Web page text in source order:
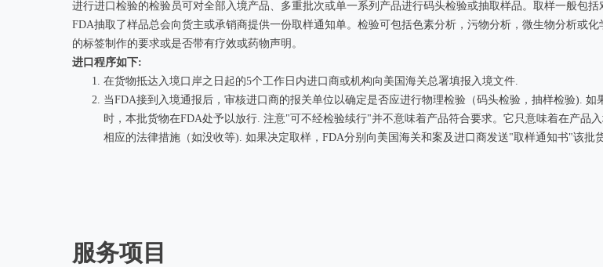
进行进口检验的检验员可对全部入境产品、多重批次或单一系列产品进行码头检验或抽取样品。取样一般包
FDA抽取了样品总会向货主或承销商提供一份取样通知单。检验可包括色素分析，污物分析，微生物分析或
的标签制作的要求或是否带有疗效或药物声明。
进口程序如下:
在货物抵达入境口岸之日起的5个工作日内进口商或机构向美国海关总署填报入境文件.
当FDA接到入境通报后，审核进口商的报关单位以确定是否应进行物理检验（码头检验，抽样检验).
时，本批货物在FDA处予以放行. 注意"可不经检验续行"并不意味着产品符合要求。它只意味着在产品
相应的法律措施（如没收等). 如果决定取样，FDA分别向美国海关和案及进口商发送"取样通知书"该批
服务项目